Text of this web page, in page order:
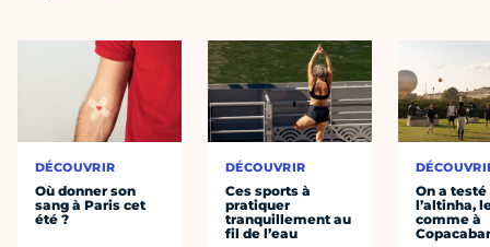
DÉCOUVRIR
Où donner son
sang à Paris cet
été ?
DÉCOUVRIR
Ces sports à
pratiquer
tranquillement au
fil de l’eau
On a testé
l’altinha,
comme à